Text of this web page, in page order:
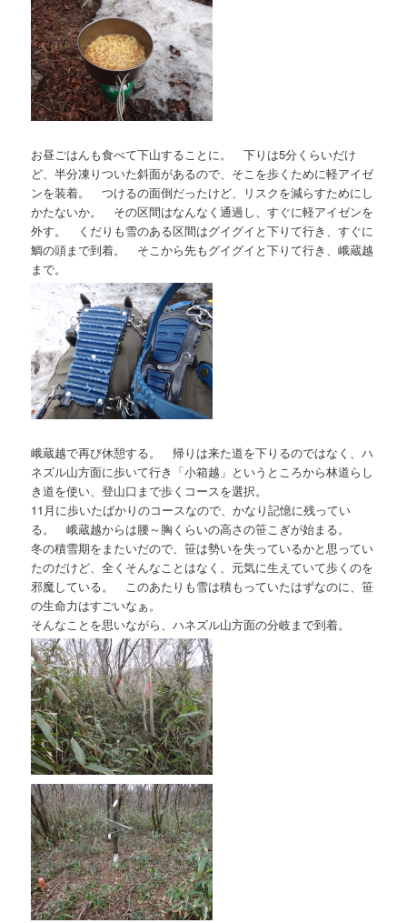
お昼ごはんも食べて下山することに。 下りは5分くらいだけ
ど、半分凍りついた斜面があるので、そこを歩くために軽アイゼ
ンを装着。 つけるの面倒だったけど、リスクを減らすためにし
かたないか。 その区間はなんなく通過し、すぐに軽アイゼンを
外す。 くだりも雪のある区間はグイグイと下りて行き、すぐに
鯛の頭まで到着。 そこから先もグイグイと下りて行き、峨蔵越
まで。
峨蔵越で再び休憩する。 帰りは来た道を下りるのではなく、ハ
ネズル山方面に歩いて行き「小箱越」というところから林道らし
き道を使い、登山口まで歩くコースを選択。
11月に歩いたばかりのコースなので、かなり記憶に残ってい
る。 峨蔵越からは腰～胸くらいの高さの笹こぎが始まる。
冬の積雪期をまたいだので、笹は勢いを失っているかと思ってい
たのだけど、全くそんなことはなく、元気に生えていて歩くのを
邪魔している。 このあたりも雪は積もっていたはずなのに、笹
の生命力はすごいなぁ。
そんなことを思いながら、ハネズル山方面の分岐まで到着。